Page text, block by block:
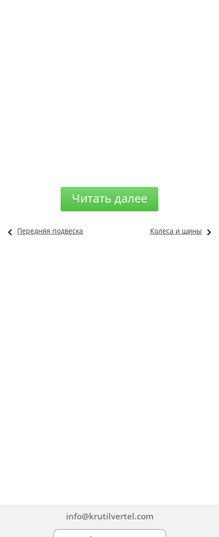
Читать далее
Передняя подвеска Колеса и шины
info@krutilvertel.com